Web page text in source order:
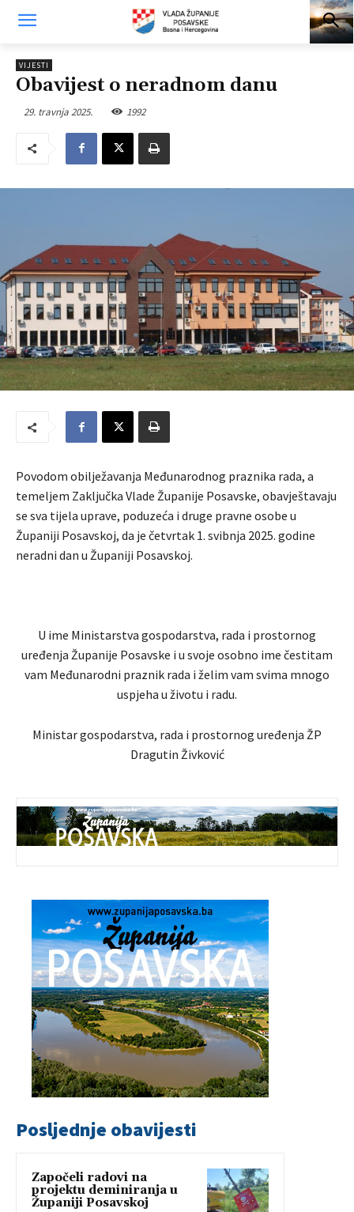
VIJESTI
Obavijest o neradnom danu
29. travnja 2025. 1992
Povodom obilježavanja Međunarodnog praznika rada, a
temeljem Zaključka Vlade Županije Posavske, obavještavaju
se sva tijela uprave, poduzeća i druge pravne osobe u
Županiji Posavskoj, da je četvrtak 1. svibnja 2025. godine
neradni dan u Županiji Posavskoj.
U ime Ministarstva gospodarstva, rada i prostornog
uređenja Županije Posavske i u svoje osobno ime čestitam
vam Međunarodni praznik rada i želim vam svima mnogo
uspjeha u životu i radu.
Ministar gospodarstva, rada i prostornog uređenja ŽP
Dragutin Živković
Posljednje obavijesti
Započeli radovi na
projektu deminiranja u
Županiji Posavskoj